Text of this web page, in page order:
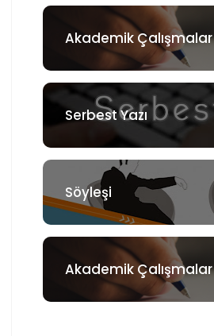
Akademik Çalışmalar
Serbest Yazı
Söyleşi
Akademik Çalışmalar